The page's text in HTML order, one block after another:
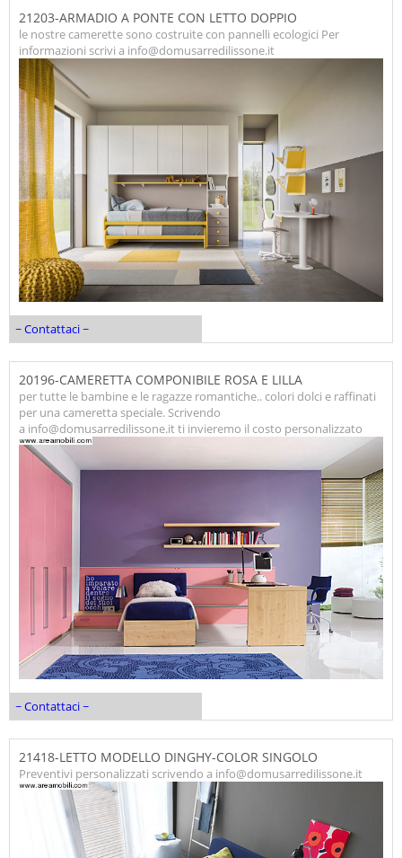
21203-ARMADIO A PONTE CON LETTO DOPPIO
le nostre camerette sono costruite con pannelli ecologici Per
informazioni scrivi a info@domusarredilissone.it
~ Contattaci ~
20196-CAMERETTA COMPONIBILE ROSA E LILLA
per tutte le bambine e le ragazze romantiche.. colori dolci e raffinati
per una cameretta speciale. Scrivendo
a info@domusarredilissone.it ti invieremo il costo personalizzato
~ Contattaci ~
21418-LETTO MODELLO DINGHY-COLOR SINGOLO
Preventivi personalizzati scrivendo a info@domusarredilissone.it